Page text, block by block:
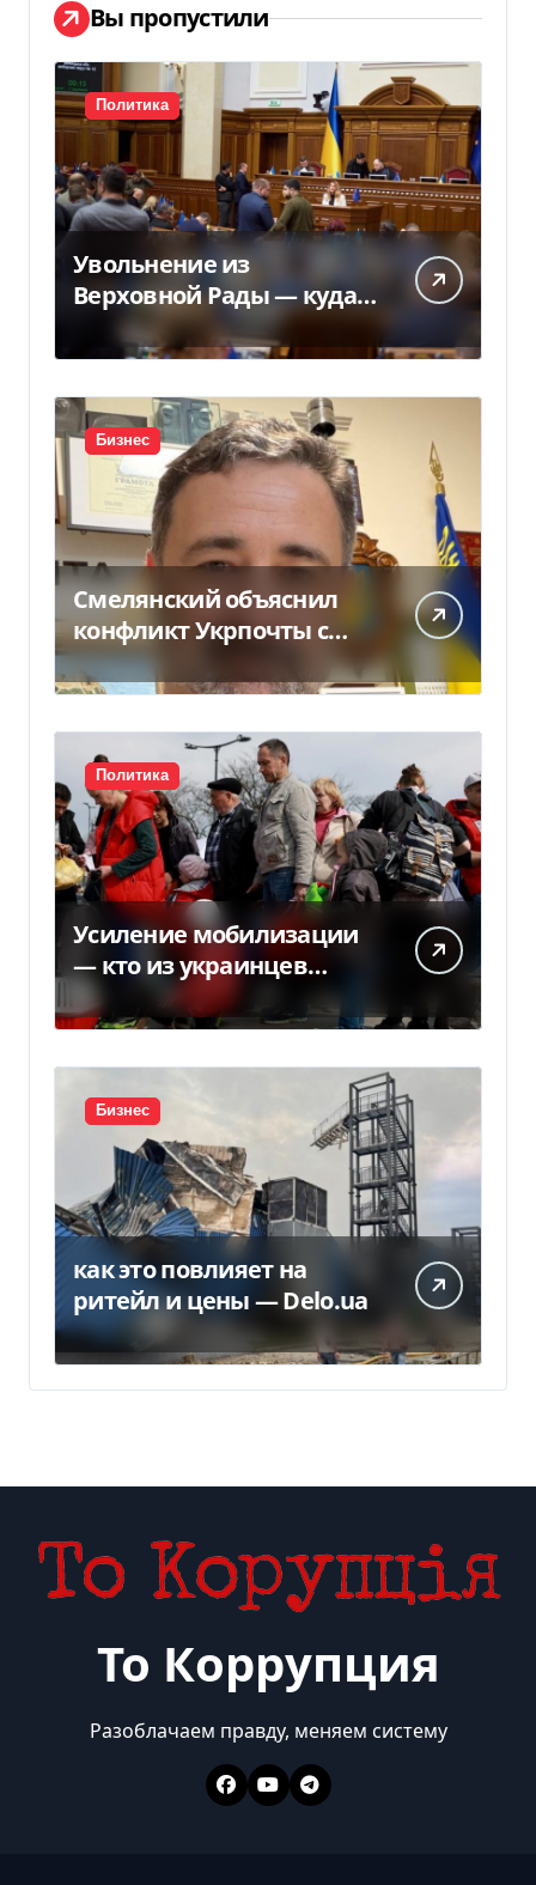
Вы пропустили
Политика
Увольнение из
Верховной Рады — куда
исчез 71 народный
депутат за семь лет
Бизнес
Смелянский объяснил
конфликт Укрпочты с
НБУ из-за платежек
Политика
Усиление мобилизации
— кто из украинцев
потеряет право на
временную защиту в ЕС
Бизнес
как это повлияет на
ритейл и цены — Delo.ua
То Коррупция
Разоблачаем правду, меняем систему